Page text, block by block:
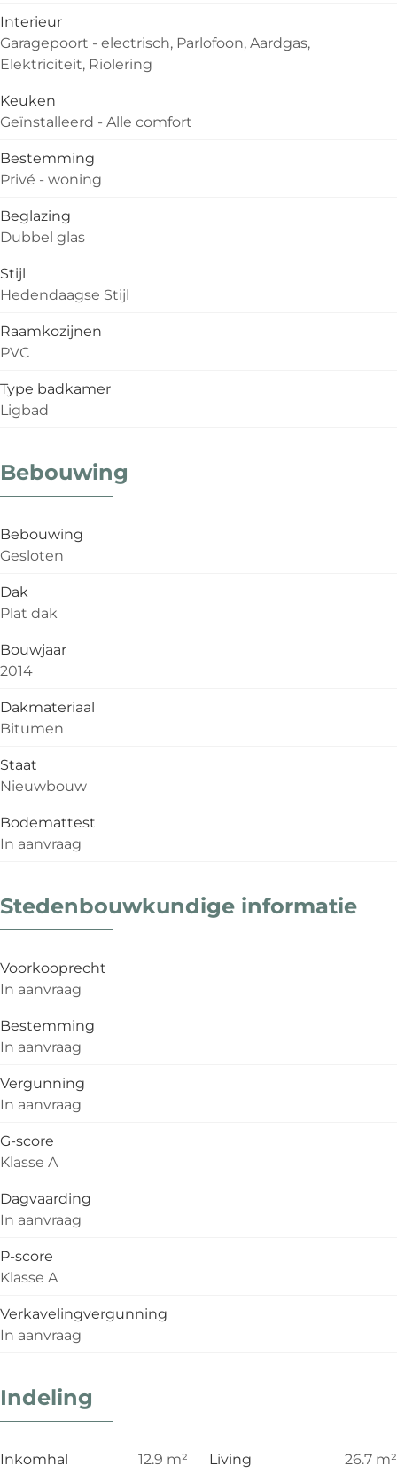
Interieur
Garagepoort - electrisch, Parlofoon, Aardgas,
Elektriciteit, Riolering
Keuken
Geïnstalleerd - Alle comfort
Bestemming
Privé - woning
Beglazing
Dubbel glas
Stijl
Hedendaagse Stijl
Raamkozijnen
PVC
Type badkamer
Ligbad
Bebouwing
Bebouwing
Gesloten
Dak
Plat dak
Bouwjaar
2014
Dakmateriaal
Bitumen
Staat
Nieuwbouw
Bodemattest
In aanvraag
Stedenbouwkundige informatie
Voorkooprecht
In aanvraag
Bestemming
In aanvraag
Vergunning
In aanvraag
G-score
Klasse A
Dagvaarding
In aanvraag
P-score
Klasse A
Verkavelingvergunning
In aanvraag
Indeling
Inkomhal 12.9 m² Living 26.7 m²